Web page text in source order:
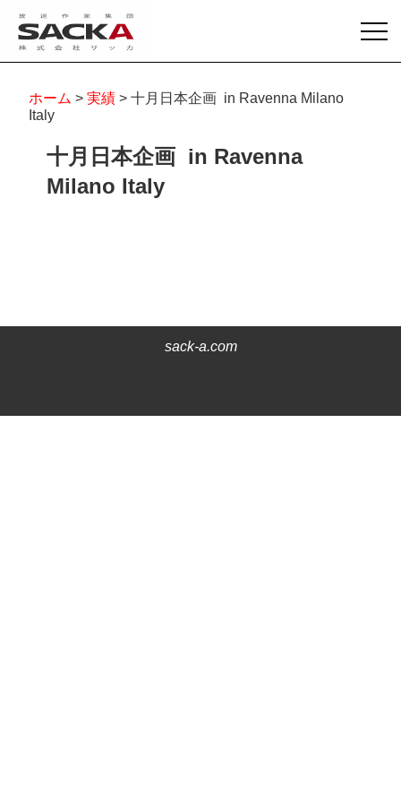
ホーム > 実績 > 十月日本企画 in Ravenna Milano
Italy
十月日本企画 in Ravenna
Milano Italy
sack-a.com